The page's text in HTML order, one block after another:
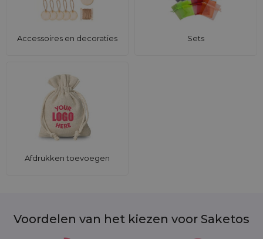
Accessoires en decoraties Sets
Afdrukken toevoegen
Voordelen van het kiezen voor Saketos